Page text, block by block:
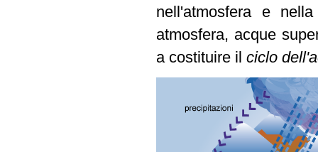
nell'atmosfera e
atmosfera, acque
a costituire il ciclo